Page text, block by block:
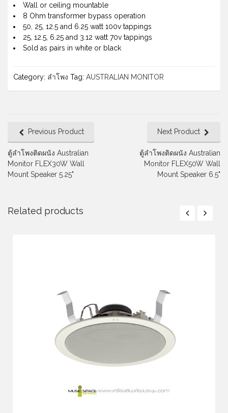
Wall or ceiling mountable
8 Ohm transformer bypass operation
50, 25, 12.5 and 6.25 watt 100v tappings
25, 12.5, 6.25 and 3.12 watt 70v tappings
Sold as pairs in white or black
Category: ลำโพง Tag: AUSTRALIAN MONITOR
Previous Product
ตู้ลําโพงติดผนัง Australian
Monitor FLEX30W Wall
Mount Speaker 5.25"
Next Product
ตู้ลําโพงติดผนัง Australian
Monitor FLEX50W Wall
Mount Speaker 6.5"
Related products